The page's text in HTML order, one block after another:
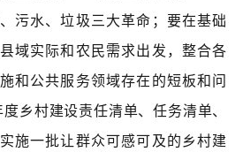
污水、垃圾三大革命；要在基础
域实际和农民需求出发，整合各
和公共服务领域存在的短板和问
乡村建设责任清单、任务清单、
施一批让群众可感可及的乡村建